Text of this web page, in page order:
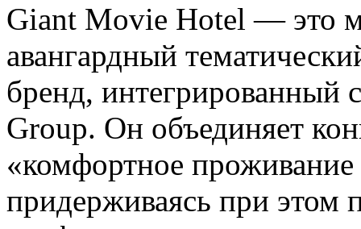
Giant Movie Hotel — это
авангардный
бренд, интегрированный
Group. Он объединяет
«комфортное
придерживаясь при этом